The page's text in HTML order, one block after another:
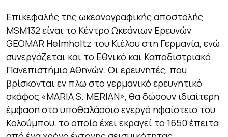
Επικεφαλής της ωκεανογραφικής αποστολής
MSM132 είναι το Κέντρο Ωκεάνιων Ερευνών
GEOMAR Helmholtz του Κιέλου στη Γερμανία, ενώ
συνεργάζεται και το Εθνικό και Καποδιστριακό
Πανεπιστήμιο Αθηνών. Οι ερευνητές, που
βρίσκονται εν πλω στο γερμανικό ερευνητικό
σκάφος «MARIA S. MERIAN», θα δώσουν ιδιαίτερη
έμφαση στο υποθαλάσσιο ενεργό ηφαίστειο του
Κολούμπου, το οποίο έχει εκραγεί το 1650 έπειτα